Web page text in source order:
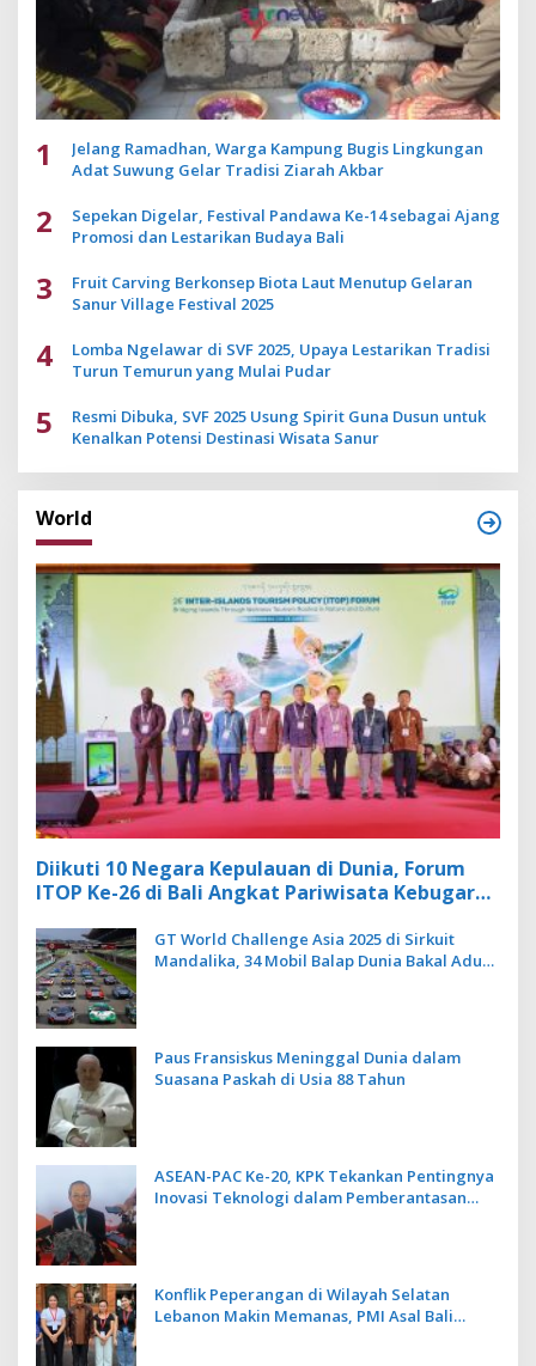
1
Jelang Ramadhan, Warga Kampung Bugis Lingkungan
Adat Suwung Gelar Tradisi Ziarah Akbar
2
Sepekan Digelar, Festival Pandawa Ke-14 sebagai Ajang
Promosi dan Lestarikan Budaya Bali
3
Fruit Carving Berkonsep Biota Laut Menutup Gelaran
Sanur Village Festival 2025
4
Lomba Ngelawar di SVF 2025, Upaya Lestarikan Tradisi
Turun Temurun yang Mulai Pudar
5
Resmi Dibuka, SVF 2025 Usung Spirit Guna Dusun untuk
Kenalkan Potensi Destinasi Wisata Sanur
World
Diikuti 10 Negara Kepulauan di Dunia, Forum
ITOP Ke-26 di Bali Angkat Pariwisata Kebugaran
GT World Challenge Asia 2025 di Sirkuit
Mandalika, 34 Mobil Balap Dunia Bakal Adu
Paus Fransiskus Meninggal Dunia dalam
Suasana Paskah di Usia 88 Tahun
ASEAN-PAC Ke-20, KPK Tekankan Pentingnya
Inovasi Teknologi dalam Pemberantasan
Konflik Peperangan di Wilayah Selatan
Lebanon Makin Memanas, PMI Asal Bali